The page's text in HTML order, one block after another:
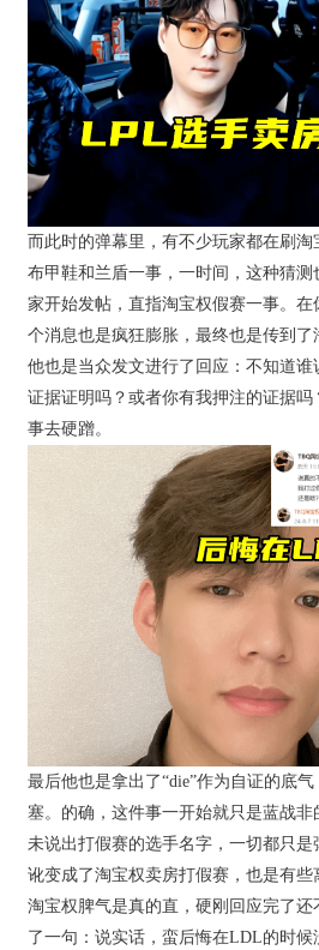
而此时的弹幕里，有不少玩家都在刷淘
布甲鞋和兰盾一事，一时间，这种猜
家开始发帖，直指淘宝权假赛一事。
个消息也是疯狂膨胀，最终也是传到了
他也是当众发文进行了回应：不知道
证据证明吗？或者你有我押注的证据
事去硬蹭。
最后他也是拿出了“die”作为自证的底
塞。的确，这件事一开始就只是蓝战
未说出打假赛的选手名字，一切都只
讹变成了淘宝权卖房打假赛，也是有些
淘宝权脾气是真的直，硬刚回应完了还
了一句：说实话，蛮后悔在LDL的时候